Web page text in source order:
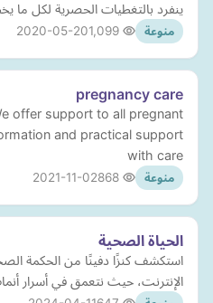
ينفرد بالتغطيات الحصرية لكل ما
منوعة 2020-05-20
pregnancy care
offer support to all pregnant
and practical support
with care
منوعة 2021-11-02
الحياة الصحية
استكشف كنزًا دفينًا من الحكمة
الإنترنت، حيث نتعمق في أسرار